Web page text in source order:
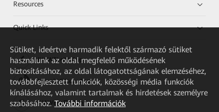
Resources
Quick Links
HUAWEI eKit App
Huawei HiKnow App
HUAWEI eFly App
Sütiket, ideértve harmadik felektől származó sütiket
használunk az oldal megfelelő működésének
biztosításához, az oldal látogatottságának elemzéséhez,
továbbfejlesztett funkciók, közösségi média funkciók
kínálásához, valamint tartalmak és hirdetések személyre
szabásához. További információk